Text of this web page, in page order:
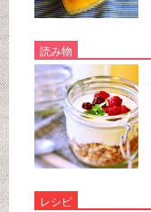
読み物
レシピ